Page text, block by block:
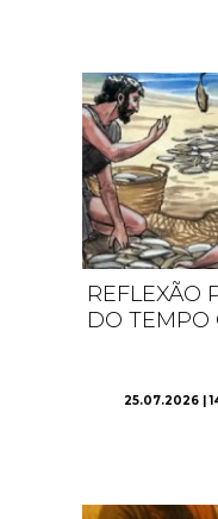
REFLEXÃO
DO TEMPO
25.07.2026 |